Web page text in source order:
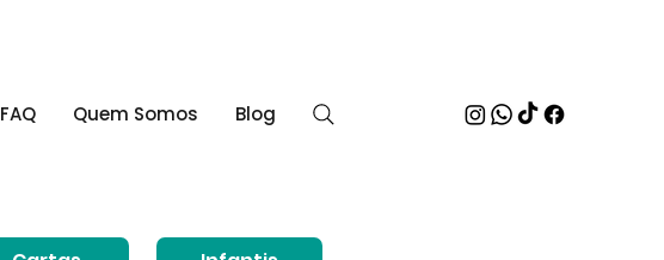
FAQ Quem Somos Blog